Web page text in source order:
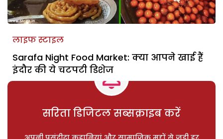
लाइफ स्टाइल
Sarafa Night Food Market: क्या आपने खाई हैं
इंदौर की ये चटपटी डिशेज
सरिता डिजिटल सब्सक्राइब करें